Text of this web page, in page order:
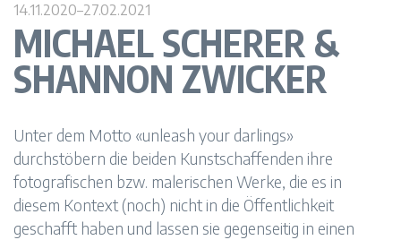
14.11.2020–27.02.2021
MICHAEL SCHERER &
SHANNON ZWICKER
Unter dem Motto «unleash your darlings»
durchstöbern die beiden Kunstschaffenden ihre
fotografischen bzw. malerischen Werke, die es in
diesem Kontext (noch) nicht in die Öffentlichkeit
geschafft haben und lassen sie gegenseitig in einen